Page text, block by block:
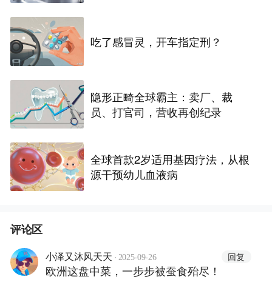
吃了感冒灵，开车指定刑？
隐形正畸全球霸主：卖厂、裁
员、打官司，营收再创纪录
全球首款2岁适用基因疗法，从根
源干预幼儿血液病
评论区
小泽又沐风天天 · 2025-09-26 回复
欧洲这盘中菜，一步步被蚕食殆尽！